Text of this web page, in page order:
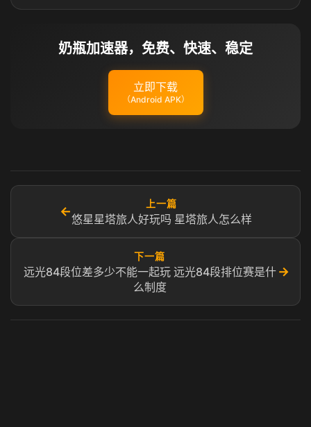
奶瓶加速器，免费、快速、稳定
立即下载
（Android APK）
←
上一篇
悠星星塔旅人好玩吗 星塔旅人怎么样
下一篇
远光84段位差多少不能一起玩 远光84段排位赛是什
么制度
→